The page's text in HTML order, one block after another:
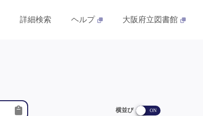
詳細検索 ヘルプ 大阪府立図書館
横並び